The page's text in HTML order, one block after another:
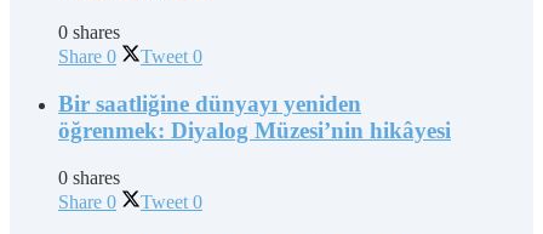
0 shares
Share 0 Tweet 0
Bir saatliğine dünyayı yeniden
öğrenmek: Diyalog Müzesi’nin hikâyesi
0 shares
Share 0 Tweet 0